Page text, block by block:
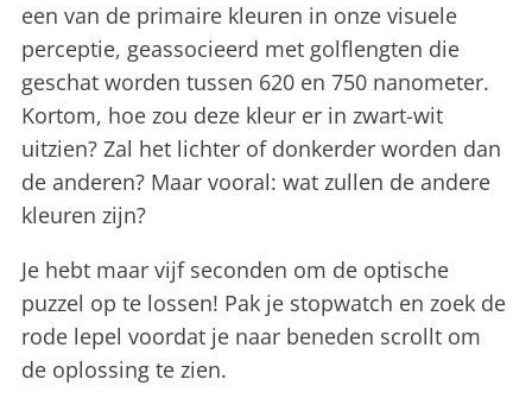
een van de primaire kleuren in onze visuele
perceptie, geassocieerd met golflengten die
geschat worden tussen 620 en 750 nanometer.
Kortom, hoe zou deze kleur er in zwart-wit
uitzien? Zal het lichter of donkerder worden dan
de anderen? Maar vooral: wat zullen de andere
kleuren zijn?
Je hebt maar vijf seconden om de optische
puzzel op te lossen! Pak je stopwatch en zoek de
rode lepel voordat je naar beneden scrollt om
de oplossing te zien.